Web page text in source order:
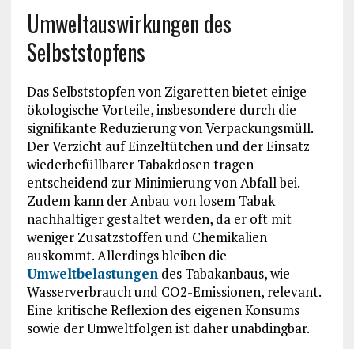
Umweltauswirkungen des
Selbststopfens
Das Selbststopfen von Zigaretten bietet einige
ökologische Vorteile, insbesondere durch die
signifikante Reduzierung von Verpackungsmüll.
Der Verzicht auf Einzeltütchen und der Einsatz
wiederbefüllbarer Tabakdosen tragen
entscheidend zur Minimierung von Abfall bei.
Zudem kann der Anbau von losem Tabak
nachhaltiger gestaltet werden, da er oft mit
weniger Zusatzstoffen und Chemikalien
auskommt. Allerdings bleiben die
Umweltbelastungen des Tabakanbaus, wie
Wasserverbrauch und CO2-Emissionen, relevant.
Eine kritische Reflexion des eigenen Konsums
sowie der Umweltfolgen ist daher unabdingbar.